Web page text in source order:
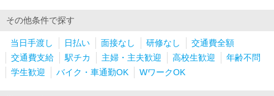
その他条件で探す
当日手渡し 日払い 面接なし 研修なし
交通費全額
交通費支給
駅チカ 主婦・主夫歓迎 高校生歓迎
年齢不問
学生歓迎
バイク・車通勤OK WワークOK